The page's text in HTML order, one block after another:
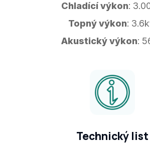
Chladící výkon:
Topný výkon:
Akustický výkon:
Technický list